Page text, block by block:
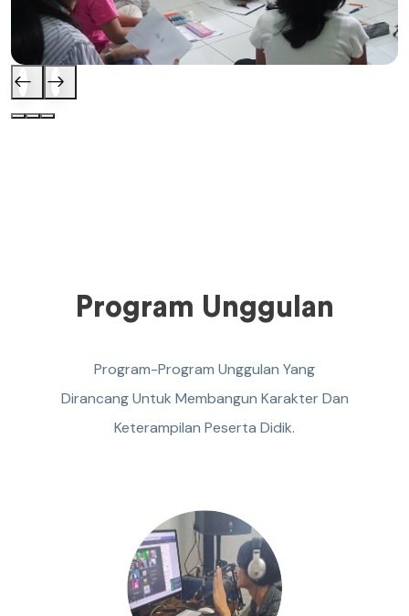
Program Unggulan
Program-Program Unggulan Yang
Dirancang Untuk Membangun Karakter Dan
Keterampilan Peserta Didik.